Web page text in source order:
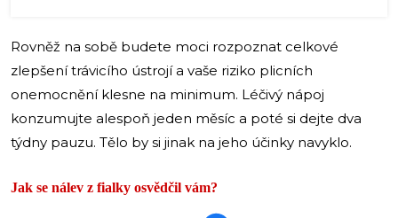
Rovněž na sobě budete moci rozpoznat celkové
zlepšení trávicího ústrojí a vaše riziko plicních
onemocnění klesne na minimum. Léčivý nápoj
konzumujte alespoň jeden měsíc a poté si dejte dva
týdny pauzu. Tělo by si jinak na jeho účinky navyklo.
Jak se nálev z fialky osvědčil vám?